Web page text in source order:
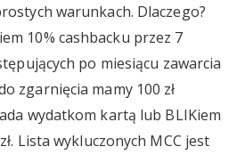
warunkach. Dlaczego?
10% cashbacku przez 7
po miesiącu zawarcia
zgarnięcia mamy 100 zł
wydatkom kartą lub BLIKiem
Lista wykluczonych MCC jest